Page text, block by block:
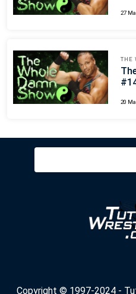
27
THE
20
Ricerca
Copyright © 1997-2024 -